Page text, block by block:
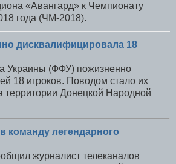
«Авангард» к Чемпионату
года (ЧМ-2018).
дисквалифицировала 18
Украины (ФФУ) пожизненно
18 игроков. Поводом стало их
территории Донецкой Народной
команду легендарного
журналист телеканалов